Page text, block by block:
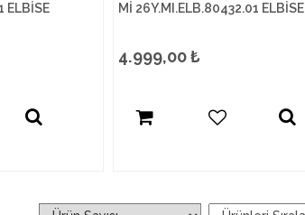
ELBİSE Mİ 26Y.MI.ELB.80432.01 ELBİSE
4.999,00₺